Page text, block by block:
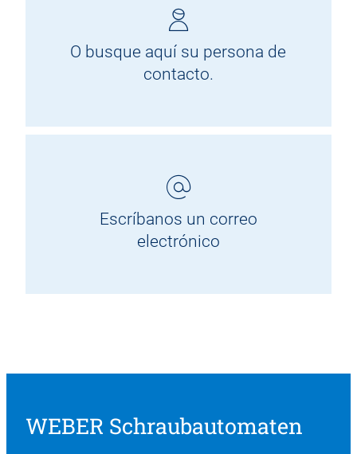
O busque aquí su persona de
contacto.
Escríbanos un correo
electrónico
WEBER Schraubautomaten